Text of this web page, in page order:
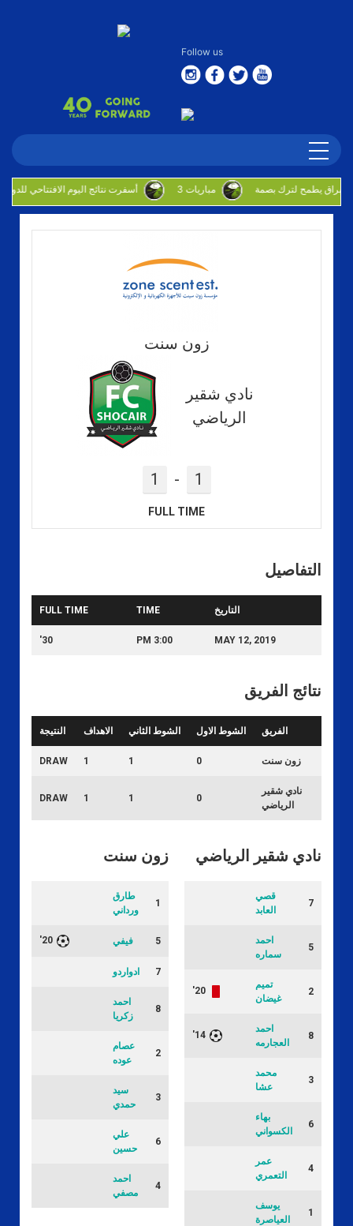
Follow us
أسفرت نتائج اليوم الافتتاحي للدوره الروضان 3 مباريات
زون سنت
نادي شقير
الرياضي
1 - 1
FULL TIME
التفاصيل
التاريخ TIME
FULL TIME
MAY 12, 2019
3:00 PM
30'
نتائج الفريق
الفريق الشوط الاول الشوط الثاني الاهداف النتيجة
زون سنت 0
1
1
DRAW
نادي شقير
الرياضي
0
1
1
DRAW
زون سنت
1
طارق
ورداني
5 فيفي
7 ادواردو
8
احمد
زكريا
2
عصام
عوده
3
سيد
حمدي
6
علي
حسين
4
احمد
مصفي
نادي شقير الرياضي
7
قصي
العابد
5
احمد
سماره
2
تميم
غيضان
8
احمد
العجارمه
3
محمد
عشا
6
بهاء
الكسواني
4
عمر
التعمري
1
يوسف
العياصرة